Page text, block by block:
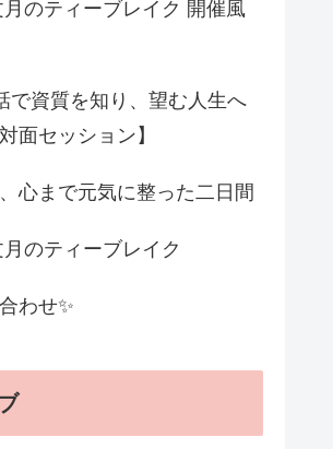
月のティーブレイク 開催風
で資質を知り、望む人生へ
面セッション】
心まで元気に整った二日間
のティーブレイク
わせ✨